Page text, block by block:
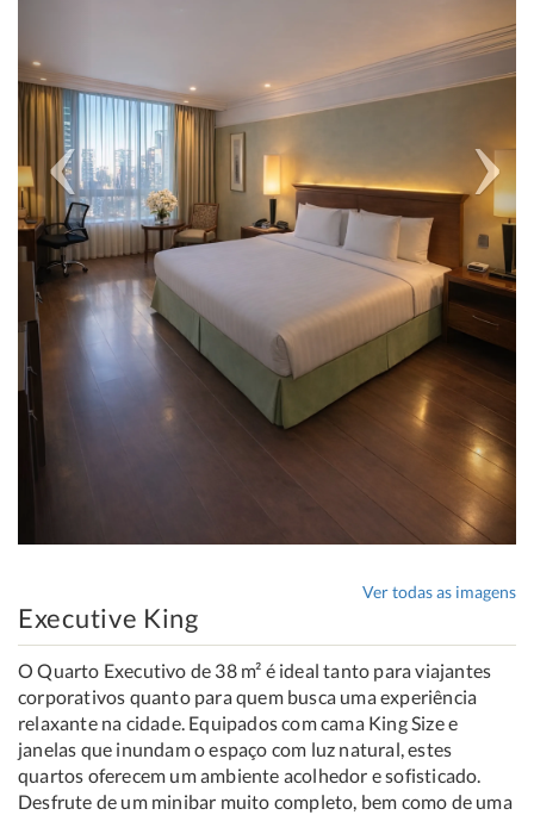
Ver todas as imagens
Executive King
O Quarto Executivo de 38 m² é ideal tanto para viajantes
corporativos quanto para quem busca uma experiência
relaxante na cidade. Equipados com cama King Size e
janelas que inundam o espaço com luz natural, estes
quartos oferecem um ambiente acolhedor e sofisticado.
Desfrute de um minibar muito completo, bem como de uma